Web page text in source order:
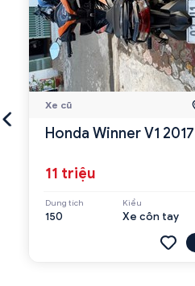
Xe cũ
Honda Winner V1 2017
11 triệu
Dung tích
150
Kiểu
Xe côn tay